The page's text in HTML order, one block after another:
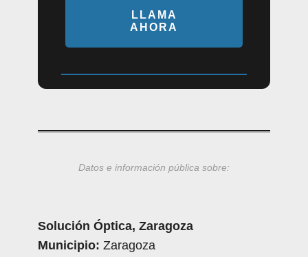
LLAMA
AHORA
Datos e información pública sobre:
Solución Óptica, Zaragoza
Municipio: Zaragoza